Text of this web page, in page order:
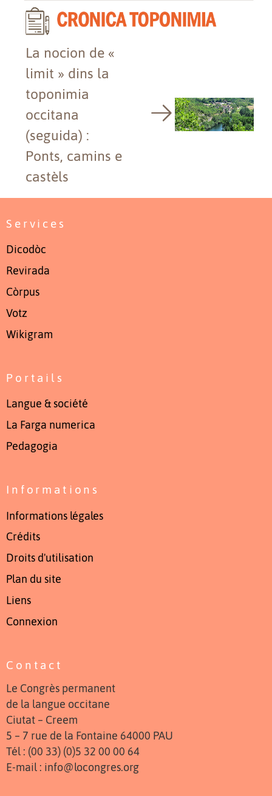
La nocion de «
limit » dins la
toponimia
occitana
(seguida) :
Ponts, camins e
castèls
Services
Dicodòc
Revirada
Còrpus
Votz
Wikigram
Portails
Langue & société
La Farga numerica
Pedagogia
Informations
Informations légales
Crédits
Droits d'utilisation
Plan du site
Liens
Connexion
Contact
Le Congrès permanent
de la langue occitane
Ciutat – Creem
5 – 7 rue de la Fontaine 64000 PAU
Tél : (00 33) (0)5 32 00 00 64
E-mail : info@locongres.org